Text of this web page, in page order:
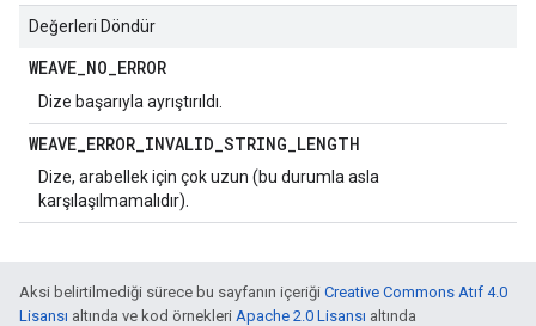
Değerleri Döndür
WEAVE_NO_ERROR
Dize başarıyla ayrıştırıldı.
WEAVE_ERROR_INVALID_STRING_LENGTH
Dize, arabellek için çok uzun (bu durumla asla
karşılaşılmamalıdır).
Aksi belirtilmediği sürece bu sayfanın içeriği Creative Commons Atıf 4.0
Lisansı altında ve kod örnekleri Apache 2.0 Lisansı altında